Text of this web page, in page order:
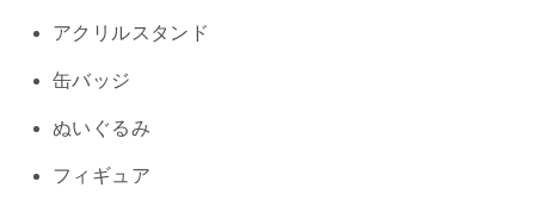
アクリルスタンド
缶バッジ
ぬいぐるみ
フィギュア